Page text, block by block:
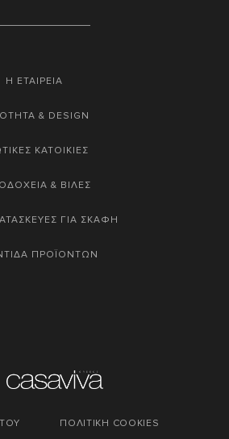
Η ΕΤΑΙΡΕΙΑ
& DESIGN
ΚΑΤΟΙΚΙΕΣ
& ΒΙΛΕΣ
ΓΙΑ ΣΚΑΦΗ
ΠΡΟΪΟΝΤΩΝ
ΠΟΛΙΤΙΚΗ COOKIES